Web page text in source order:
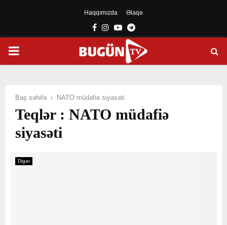
Haqqımızda Əlaqə
Facebook
Instagram
YoutubeTelegram
PRIMARY
Baş səhifə NATO müdafiə siyasəti
Teqlər : NATO müdafiə
siyasəti
Digər